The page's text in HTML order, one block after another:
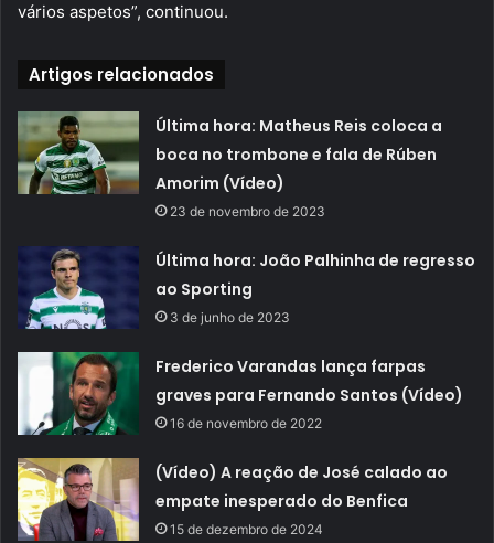
vários aspetos”, continuou.
Artigos relacionados
Última hora: Matheus Reis coloca a
boca no trombone e fala de Rúben
Amorim (Vídeo)
23 de novembro de 2023
Última hora: João Palhinha de regresso
ao Sporting
3 de junho de 2023
Frederico Varandas lança farpas
graves para Fernando Santos (Vídeo)
16 de novembro de 2022
(Vídeo) A reação de José calado ao
empate inesperado do Benfica
15 de dezembro de 2024